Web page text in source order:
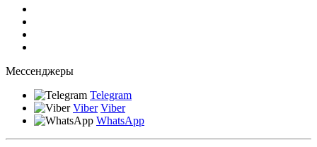
Мессенджеры
Telegram
Viber Viber
WhatsApp